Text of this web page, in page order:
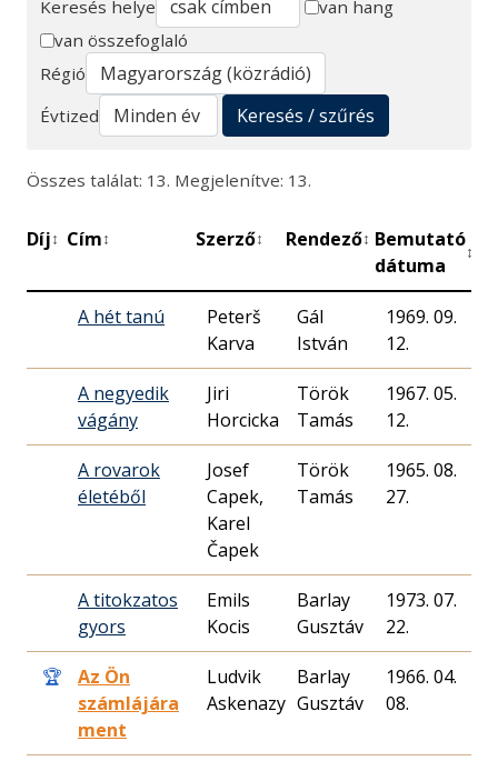
Keresés
Keresés helye
van hang
van összefoglaló
Régió
Évtized
Keresés / szűrés
Összes találat: 13. Megjelenítve: 13.
Díj↕ Cím↕ Szerző↕ Rendező↕ Bemutató
dátuma
↕
A hét tanú
Peterš
Karva
Gál
István
1969. 09.
12.
A negyedik
vágány
Jiri
Horcicka
Török
Tamás
1967. 05.
12.
A rovarok
életéből
Josef
Capek,
Karel
Čapek
Török
Tamás
1965. 08.
27.
A titokzatos
gyors
Emils
Kocis
Barlay
Gusztáv
1973. 07.
22.
🏆
Az Ön
számlájára
ment
Ludvik
Askenazy
Barlay
Gusztáv
1966. 04.
08.